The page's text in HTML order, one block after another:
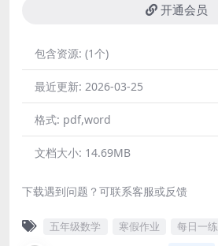
开通会员
包含资源: (1个)
最近更新: 2026-03-25
格式: pdf,word
文档大小: 14.69MB
下载遇到问题？可联系客服或反馈
五年级数学 寒假作业 每日一练